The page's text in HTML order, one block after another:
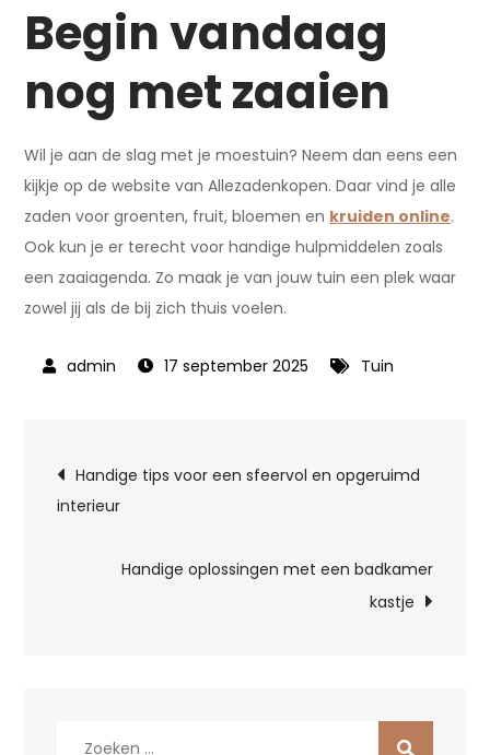
Begin vandaag
nog met zaaien
Wil je aan de slag met je moestuin? Neem dan eens een
kijkje op de website van Allezadenkopen. Daar vind je alle
zaden voor groenten, fruit, bloemen en kruiden online.
Ook kun je er terecht voor handige hulpmiddelen zoals
een zaaiagenda. Zo maak je van jouw tuin een plek waar
zowel jij als de bij zich thuis voelen.
17 september 2025 Tuin
Bericht
navigatie
Handige tips voor een sfeervol en opgeruimd
interieur
Handige oplossingen met een badkamer
kastje